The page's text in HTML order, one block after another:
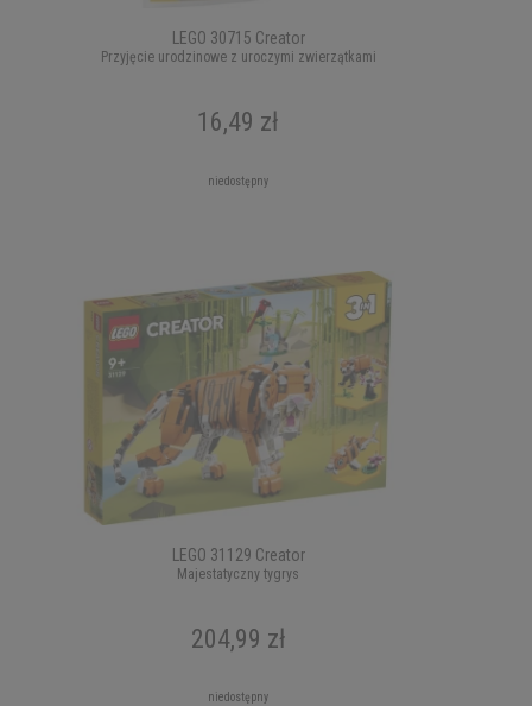
LEGO 30715 Creator
Przyjęcie urodzinowe z uroczymi zwierzątkami
16,49 zł
niedostępny
LEGO 31129 Creator
Majestatyczny tygrys
204,99 zł
niedostępny